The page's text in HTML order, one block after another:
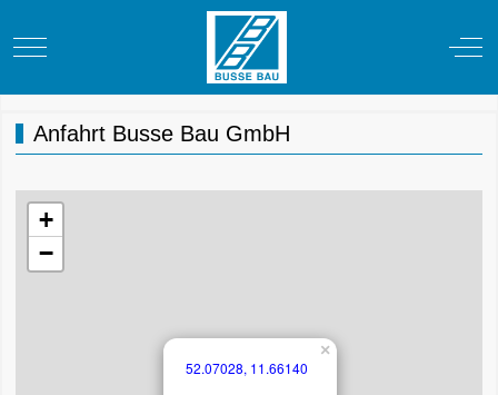
Mobile Menu Toggle Off-
Anfahrt Busse Bau GmbH
52.07028, 11.66140
×
+
−